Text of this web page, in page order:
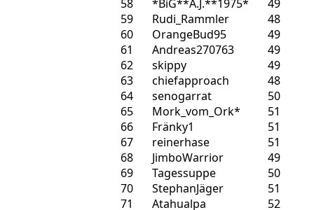
58
*BiG**A.J.**1975*
49
59
Rudi_Rammler
48
60
OrangeBud95
49
61
Andreas270763
49
62
skippy
49
63
chiefapproach
48
64
senogarrat
50
65
Mork_vom_Ork*
51
66
Fränky1
51
67
reinerhase
51
68
JimboWarrior
49
69
Tagessuppe
50
70
StephanJäger
51
71
Atahualpa
52